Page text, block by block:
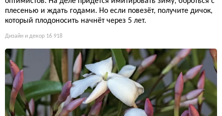
плесенью и ждать годами. Но если повезёт, получите дичок,
который плодоносить начнёт через 5 лет.
Дизайн и декор 16 918